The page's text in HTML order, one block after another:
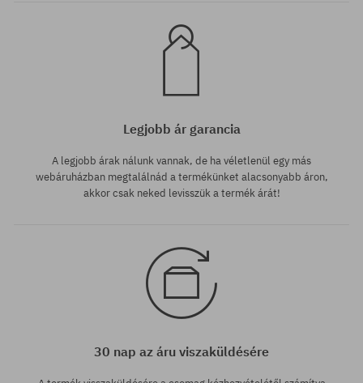
Legjobb ár garancia
A legjobb árak nálunk vannak, de ha véletlenül egy más
webáruházban megtalálnád a termékünket alacsonyabb áron,
akkor csak neked levisszük a termék árát!
30 nap az áru viszaküldésére